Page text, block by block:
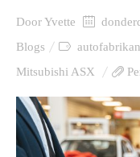
DoorYvette
Blogs
Mitsubishi ASX